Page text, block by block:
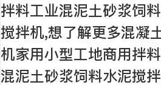
拌料工业混泥土砂浆饲
搅拌机,想了解更多混凝
机家用小型工地商用拌
混泥土砂浆饲料水泥搅拌